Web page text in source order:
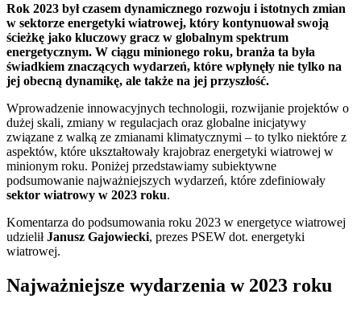
Rok 2023 był czasem dynamicznego rozwoju i istotnych zmian
w sektorze energetyki wiatrowej, który kontynuował swoją
ścieżkę jako kluczowy gracz w globalnym spektrum
energetycznym. W ciągu minionego roku, branża ta była
świadkiem znaczących wydarzeń, które wpłynęły nie tylko na
jej obecną dynamikę, ale także na jej przyszłość.
Wprowadzenie innowacyjnych technologii, rozwijanie projektów o
dużej skali, zmiany w regulacjach oraz globalne inicjatywy
związane z walką ze zmianami klimatycznymi – to tylko niektóre z
aspektów, które ukształtowały krajobraz energetyki wiatrowej w
minionym roku. Poniżej przedstawiamy subiektywne
podsumowanie najważniejszych wydarzeń, które zdefiniowały
sektor wiatrowy w 2023 roku.
Komentarza do podsumowania roku 2023 w energetyce wiatrowej
udzieliłJanusz Gajowiecki, prezes PSEW dot. energetyki
wiatrowej.
Najważniejsze wydarzenia w 2023 roku